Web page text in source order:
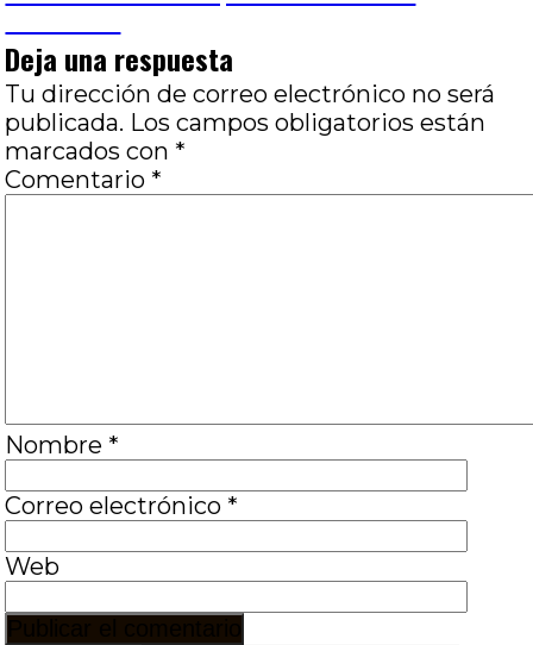
Deja una respuesta
Tu dirección de correo electrónico no será
publicada. Los campos obligatorios están
marcados con *
Comentario *
Nombre *
Correo electrónico *
Web